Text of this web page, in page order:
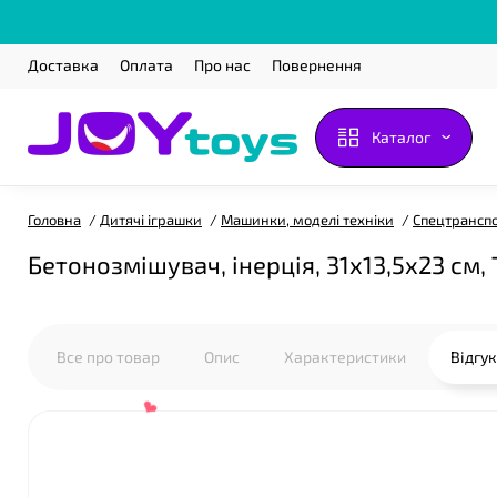
Доставка Оплата Про нас Повернення
Каталог
Головна Дитячі іграшки Машинки, моделі техніки
Бетонозмішувач, інерція, 31х13,5х23
Все про товар Опис Характеристики